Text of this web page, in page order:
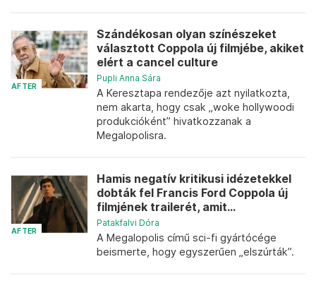
AFTER
Szándékosan olyan színészeket
választott Coppola új filmjébe, akiket
elért a cancel culture
Pupli Anna Sára
A Keresztapa rendezője azt nyilatkozta,
nem akarta, hogy csak „woke hollywoodi
produkcióként” hivatkozzanak a
Megalopolisra.
AFTER
Hamis negatív kritikusi idézetekkel
dobták fel Francis Ford Coppola új
filmjének trailerét, amit...
Patakfalvi Dóra
A Megalopolis című sci-fi gyártócége
beismerte, hogy egyszerűen „elszúrták”.